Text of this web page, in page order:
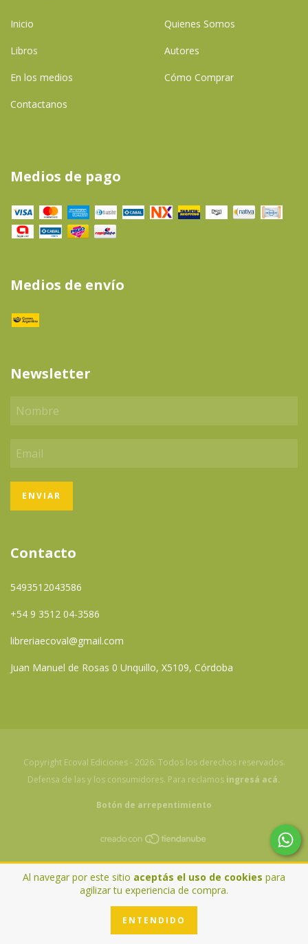
Al navegar por este sitio aceptás el uso de cookies para
agilizar tu experiencia de compra.
ENTENDIDO
Inicio Quienes Somos
Libros Autores
En los medios Cómo Comprar
Contactanos
Medios de pago
Medios de envío
Newsletter
Contacto
5493512043586
+54 9 3512 04-3586
libreriaecoval@gmail.com
Juan Manuel de Rosas 0 Unquillo, X5109, Córdoba
Copyright Ecoval Ediciones - 2026. Todos los derechos reservados.
Defensa de las y los consumidores. Para reclamos ingresá acá.
Botón de arrepentimiento